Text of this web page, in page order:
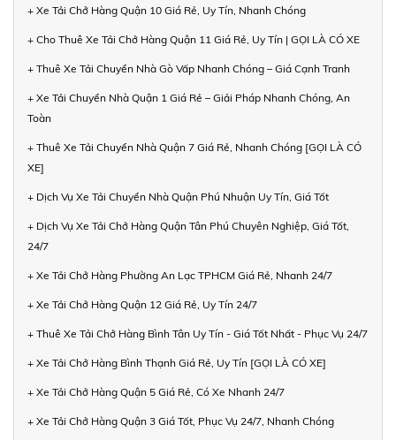
+ Xe Tải Chở Hàng Quận 10 Giá Rẻ, Uy Tín, Nhanh Chóng
+ Cho Thuê Xe Tải Chở Hàng Quận 11 Giá Rẻ, Uy Tín | GỌI LÀ CÓ XE
+ Thuê Xe Tải Chuyển Nhà Gò Vấp Nhanh Chóng – Giá Cạnh Tranh
+ Xe Tải Chuyển Nhà Quận 1 Giá Rẻ – Giải Pháp Nhanh Chóng, An
Toàn
+ Thuê Xe Tải Chuyển Nhà Quận 7 Giá Rẻ, Nhanh Chóng [GỌI LÀ CÓ
XE]
+ Dịch Vụ Xe Tải Chuyển Nhà Quận Phú Nhuận Uy Tín, Giá Tốt
+ Dịch Vụ Xe Tải Chở Hàng Quận Tân Phú Chuyên Nghiệp, Giá Tốt,
24/7
+ Xe Tải Chở Hàng Phường An Lạc TPHCM Giá Rẻ, Nhanh 24/7
+ Xe Tải Chở Hàng Quận 12 Giá Rẻ, Uy Tín 24/7
+ Thuê Xe Tải Chở Hàng Bình Tân Uy Tín - Giá Tốt Nhất - Phục Vụ 24/7
+ Xe Tải Chở Hàng Bình Thạnh Giá Rẻ, Uy Tín [GỌI LÀ CÓ XE]
+ Xe Tải Chở Hàng Quận 5 Giá Rẻ, Có Xe Nhanh 24/7
+ Xe Tải Chở Hàng Quận 3 Giá Tốt, Phục Vụ 24/7, Nhanh Chóng